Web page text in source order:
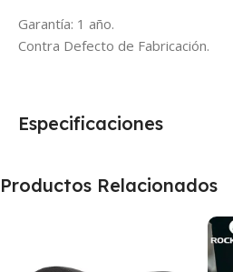
Garantía: 1 año.
Contra Defecto de Fabricación.
Especificaciones
Productos Relacionados